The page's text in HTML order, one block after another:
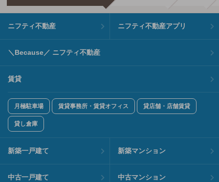
ニフティ不動産 ニフティ不動産アプリ
＼Because／ ニフティ不動産
賃貸
月極駐車場 賃貸事務所・賃貸オフィス 貸店舗・店舗賃貸
貸し倉庫
新築一戸建て 新築マンション
中古一戸建て 中古マンション